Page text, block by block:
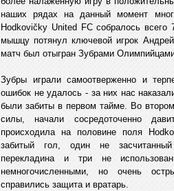
наших рядах на данный момент
Hodkovičky United FC собралось
мышцу потянул ключевой игрок
матч был отыгран Зубрами
Зубры играли самоотверженно и
ошибок не удалось - за них нас
были забиты в первом тайме. Во
силы, начали сосредоточенно
происходила на половине поля
забитый гол, один не
перекладина и три не
немногочисленными, но очень
справились защита и вратарь.